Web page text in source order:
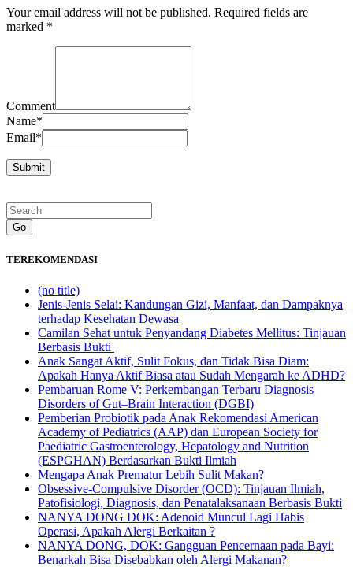
Your email address will not be published. Required fields are
marked *
Comment
Name*
Email*
Go
TEREKOMENDASI
(no title)
Jenis-Jenis Selai: Kandungan Gizi, Manfaat, dan Dampaknya
terhadap Kesehatan Dewasa
Camilan Sehat untuk Penyandang Diabetes Mellitus: Tinjauan
Berbasis Bukti
Anak Sangat Aktif, Sulit Fokus, dan Tidak Bisa Diam:
Apakah Hanya Aktif Biasa atau Sudah Mengarah ke ADHD?
Pembaruan Rome V: Perkembangan Terbaru Diagnosis
Disorders of Gut–Brain Interaction (DGBI)
Pemberian Probiotik pada Anak Rekomendasi American
Academy of Pediatrics (AAP) dan European Society for
Paediatric Gastroenterology, Hepatology and Nutrition
(ESPGHAN) Berdasarkan Bukti Ilmiah
Mengapa Anak Prematur Lebih Sulit Makan?
Obsessive-Compulsive Disorder (OCD): Tinjauan Ilmiah,
Patofisiologi, Diagnosis, dan Penatalaksanaan Berbasis Bukti
NANYA DONG DOK: Adenoid Muncul Lagi Habis
Operasi, Apakah Alergi Berkaitan ?
NANYA DONG, DOK: Gangguan Pencernaan pada Bayi:
Benarkah Bisa Disebabkan oleh Alergi Makanan?